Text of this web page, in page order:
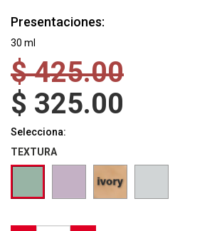
Presentaciones:
30 ml
$425.00
$ 325.00
Selecciona:
TEXTURA